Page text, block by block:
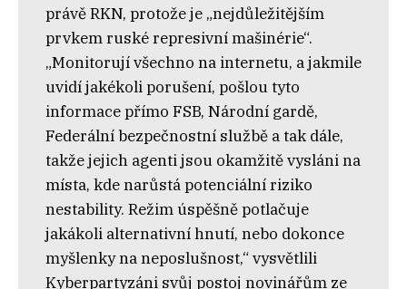
právě RKN, protože je „nejdůležitějším
prvkem ruské represivní mašinérie“.
„Monitorují všechno na internetu, a jakmile
uvidí jakékoli porušení, pošlou tyto
informace přímo FSB, Národní gardě,
Federální bezpečnostní službě a tak dále,
takže jejich agenti jsou okamžitě vysláni na
místa, kde narůstá potenciální riziko
nestability. Režim úspěšně potlačuje
jakákoli alternativní hnutí, nebo dokonce
myšlenky na neposlušnost,“ vysvětlili
Kyberpartyzáni svůj postoj novinářům ze